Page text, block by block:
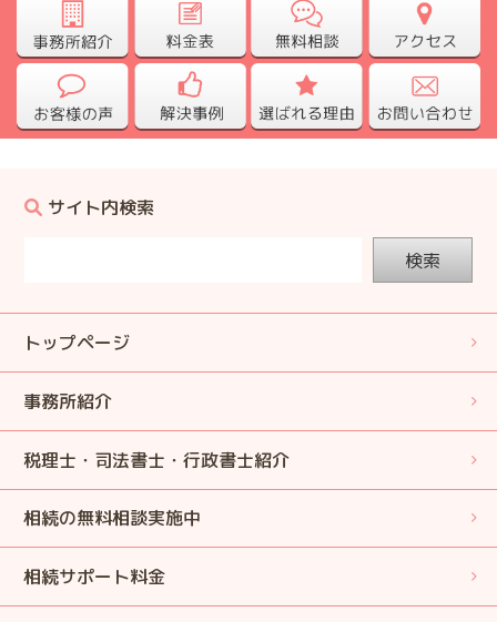
サイト内検索
検索
トップページ
事務所紹介
税理士・司法書士・行政書士紹介
相続の無料相談実施中
相続サポート料金